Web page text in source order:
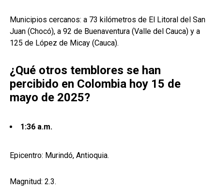
Municipios cercanos: a 73 kilómetros de El Litoral del San
Juan (Chocó), a 92 de Buenaventura (Valle del Cauca) y a
125 de López de Micay (Cauca).
¿Qué otros temblores se han
percibido en Colombia hoy 15 de
mayo de 2025?
1:36 a.m.
Epicentro: Murindó, Antioquia.
Magnitud: 2.3.